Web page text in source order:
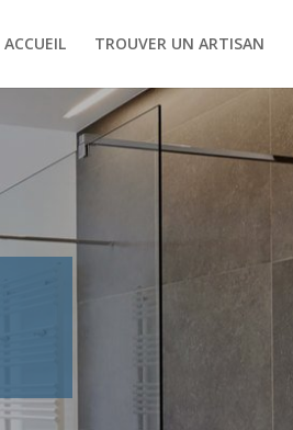
ACCUEIL TROUVER UN ARTISAN